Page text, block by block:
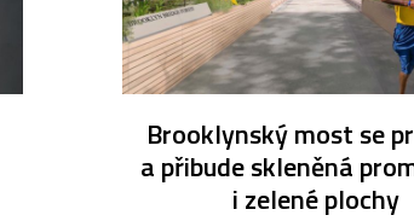
Brooklynský most se
a přibude skleněná
i zelené plochy